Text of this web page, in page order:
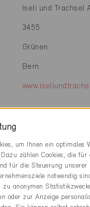
Iseli und Trachsel
3455
Grünen
Bern
3401
Burgdorf
Bern
www.kaj-
um Ihnen ein optimales
zählen Cookies, die für
für die Steuerung unserer
notwendig
zu anonymen
oder zur Anzeige